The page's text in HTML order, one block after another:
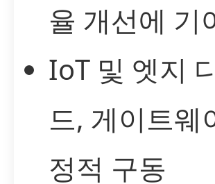
율 개선에 기
IoT 및 엣지
드, 게이트웨
정적 구동